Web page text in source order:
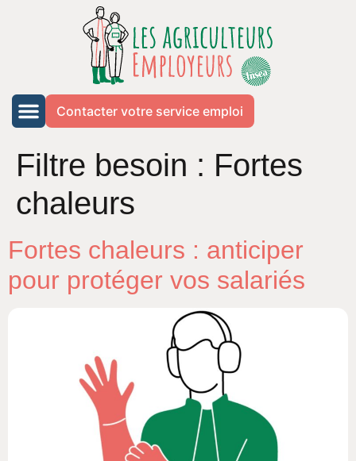
Contacter votre service emploi
Filtre besoin : Fortes
chaleurs
Fortes chaleurs : anticiper
pour protéger vos salariés